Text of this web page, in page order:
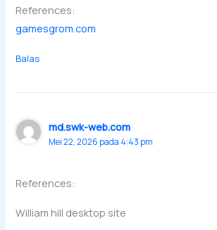
References:
gamesgrom.com
Balas
md.swk-web.com
Mei 22, 2026 pada 4:43 pm
References:
William hill desktop site